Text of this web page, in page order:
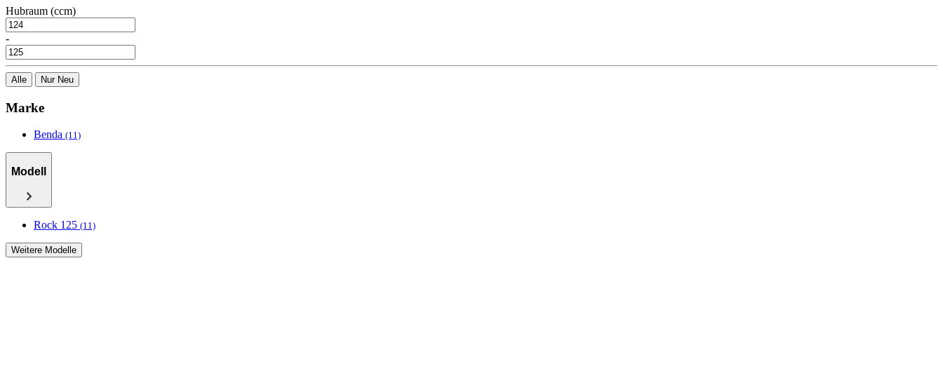
Hubraum (ccm)
-
Alle Nur Neu
Marke
Benda (11)
Modell
Rock 125 (11)
Weitere Modelle